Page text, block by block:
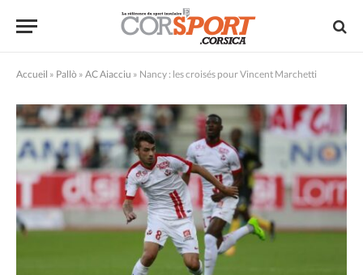
Accueil » Pallò » AC Aiacciu » Nancy : les croisés pour Vincent Marchetti